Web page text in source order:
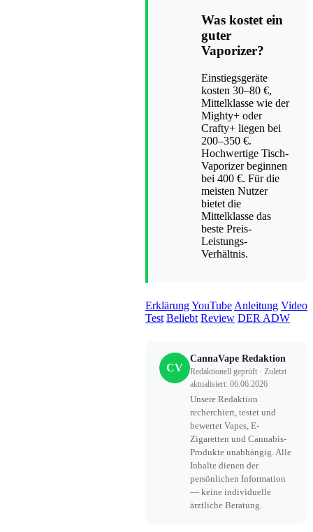
Was kostet ein
guter
Vaporizer?
Einstiegsgeräte
kosten 30–80 €,
Mittelklasse wie der
Mighty+ oder
Crafty+ liegen bei
200–350 €.
Hochwertige Tisch-
Vaporizer beginnen
bei 400 €. Für die
meisten Nutzer
bietet die
Mittelklasse das
beste Preis-
Leistungs-
Verhältnis.
ErklärungYouTube Anleitung Video
Test Beliebt Review DER ADW
CV
CannaVape Redaktion
Redaktionell geprüft · Zuletzt
aktualisiert: 06.06.2026
Unsere Redaktion
recherchiert, testet und
bewertet Vapes, E-
Zigaretten und Cannabis-
Produkte unabhängig. Alle
Inhalte dienen der
persönlichen Information
— keine individuelle
ärztliche Beratung.